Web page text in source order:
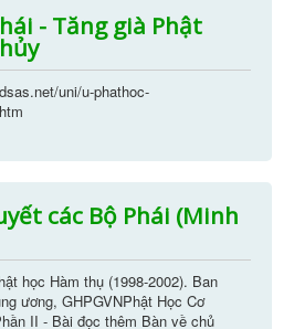
- Tăng già Phật
uni/u-phathoc-
các Bộ Phái (Minh
học Hàm thụ (1998-2002). Ban
ương, GHPGVNPhật Học Cơ
II - Bài đọc thêm Bàn về chủ